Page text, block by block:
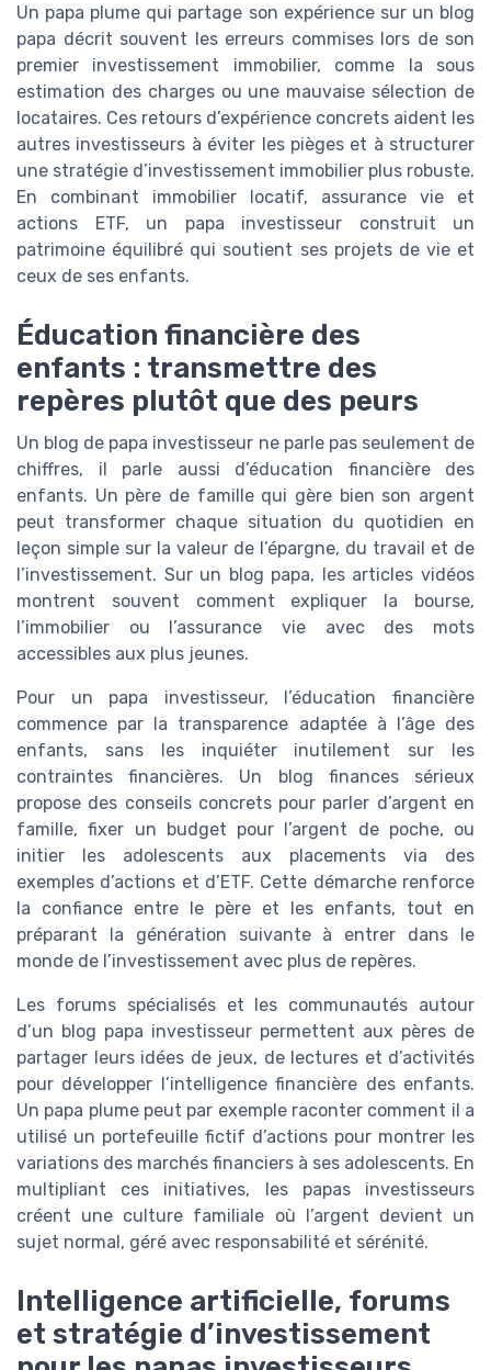
Un papa plume qui partage son expérience sur un blog
papa décrit souvent les erreurs commises lors de son
premier investissement immobilier, comme la sous
estimation des charges ou une mauvaise sélection de
locataires. Ces retours d’expérience concrets aident les
autres investisseurs à éviter les pièges et à structurer
une stratégie d’investissement immobilier plus robuste.
En combinant immobilier locatif, assurance vie et
actions ETF, un papa investisseur construit un
patrimoine équilibré qui soutient ses projets de vie et
ceux de ses enfants.
Éducation financière des
enfants : transmettre des
repères plutôt que des peurs
Un blog de papa investisseur ne parle pas seulement de
chiffres, il parle aussi d’éducation financière des
enfants. Un père de famille qui gère bien son argent
peut transformer chaque situation du quotidien en
leçon simple sur la valeur de l’épargne, du travail et de
l’investissement. Sur un blog papa, les articles vidéos
montrent souvent comment expliquer la bourse,
l’immobilier ou l’assurance vie avec des mots
accessibles aux plus jeunes.
Pour un papa investisseur, l’éducation financière
commence par la transparence adaptée à l’âge des
enfants, sans les inquiéter inutilement sur les
contraintes financières. Un blog finances sérieux
propose des conseils concrets pour parler d’argent en
famille, fixer un budget pour l’argent de poche, ou
initier les adolescents aux placements via des
exemples d’actions et d’ETF. Cette démarche renforce
la confiance entre le père et les enfants, tout en
préparant la génération suivante à entrer dans le
monde de l’investissement avec plus de repères.
Les forums spécialisés et les communautés autour
d’un blog papa investisseur permettent aux pères de
partager leurs idées de jeux, de lectures et d’activités
pour développer l’intelligence financière des enfants.
Un papa plume peut par exemple raconter comment il a
utilisé un portefeuille fictif d’actions pour montrer les
variations des marchés financiers à ses adolescents. En
multipliant ces initiatives, les papas investisseurs
créent une culture familiale où l’argent devient un
sujet normal, géré avec responsabilité et sérénité.
Intelligence artificielle, forums
et stratégie d’investissement